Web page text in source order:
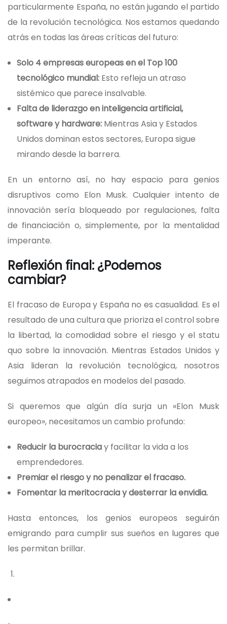
particularmente España, no están jugando el partido
de la revolución tecnológica. Nos estamos quedando
atrás en todas las áreas críticas del futuro:
Solo 4 empresas europeas en el Top 100
tecnológico mundial: Esto refleja un atraso
sistémico que parece insalvable.
Falta de liderazgo en inteligencia artificial,
software y hardware: Mientras Asia y Estados
Unidos dominan estos sectores, Europa sigue
mirando desde la barrera.
En un entorno así, no hay espacio para genios
disruptivos como Elon Musk. Cualquier intento de
innovación sería bloqueado por regulaciones, falta
de financiación o, simplemente, por la mentalidad
imperante.
Reflexión final: ¿Podemos
cambiar?
El fracaso de Europa y España no es casualidad. Es el
resultado de una cultura que prioriza el control sobre
la libertad, la comodidad sobre el riesgo y el statu
quo sobre la innovación. Mientras Estados Unidos y
Asia lideran la revolución tecnológica, nosotros
seguimos atrapados en modelos del pasado.
Si queremos que algún día surja un «Elon Musk
europeo», necesitamos un cambio profundo:
Reducir la burocraciay facilitar la vida a los
emprendedores.
Premiar el riesgo y no penalizar el fracaso.
Fomentar la meritocracia y desterrar la envidia.
Hasta entonces, los genios europeos seguirán
emigrando para cumplir sus sueños en lugares que
les permitan brillar.